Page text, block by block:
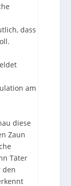
dass
am
diese
Zaun
Täter
den